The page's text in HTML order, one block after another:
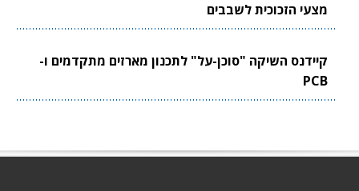
מצעי הזכוכית לשבבים
קיידנס השיקה "סוכן-על" לתכנון מארזים מתקדמים ו-
PCB